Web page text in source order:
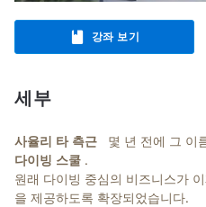
강좌 보기
세부
사율리 타 측근 몇 년 전에 그 이
다이빙 스쿨 .
원래 다이빙 중심의 비즈니스가
을 제공하도록 확장되었습니다.